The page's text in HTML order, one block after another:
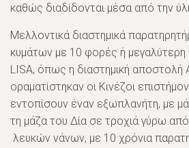
καθώς διαδίδονται μέσα από την
Μελλοντικά διαστημικά
κυμάτων με 10 φορές ή μεγαλύτερη
LISA, όπως η διαστημική αποστολή
οραματίστηκαν οι Κινέζοι
εντοπίσουν έναν εξωπλανήτη, με
τη μάζα του Δία σε τροχιά γύρω
λευκών νάνων, με 10 χρόνια